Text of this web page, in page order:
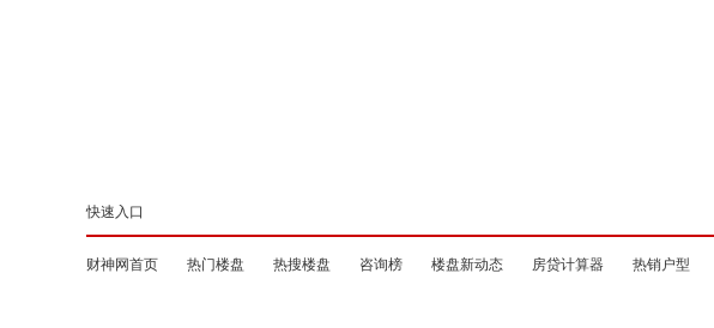
快速入口
财神网首页 热门楼盘 热搜楼盘 咨询榜 楼盘新动态 房贷计算器 热销户型